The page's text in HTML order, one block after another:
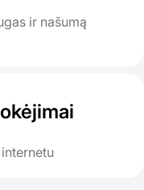
ir našumą